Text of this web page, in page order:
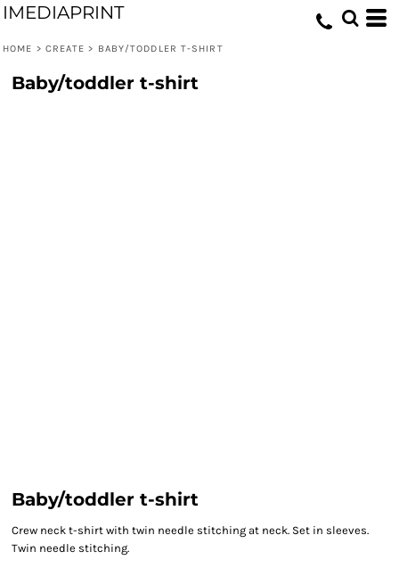
IMEDIAPRINT
HOME > CREATE > BABY/TODDLER T-SHIRT
Baby/toddler t-shirt
Baby/toddler t-shirt
Crew neck t-shirt with twin needle stitching at neck. Set in sleeves.
Twin needle stitching.